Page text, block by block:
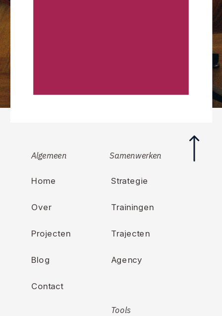
Home
Over
Strategie
Projecten
Contact
Blog
Trainingen
Trajecten
Agency
Samenwerken
Algemeen
Tools